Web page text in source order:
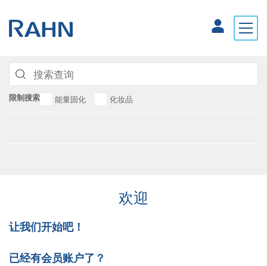
限制搜索 能量固化 化妆品
欢迎
让我们开始吧！
已经有会员账户了？